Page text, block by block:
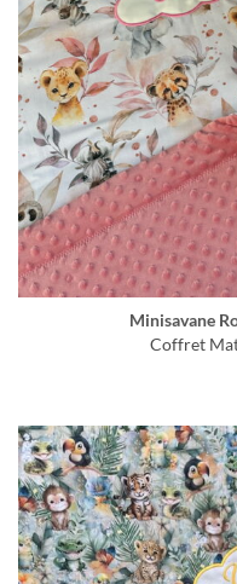
Minisavane
Coffret